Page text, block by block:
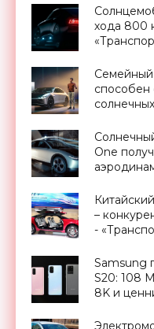
хода 800
способен
One
–
-
Samsung
S20: 108
8K и